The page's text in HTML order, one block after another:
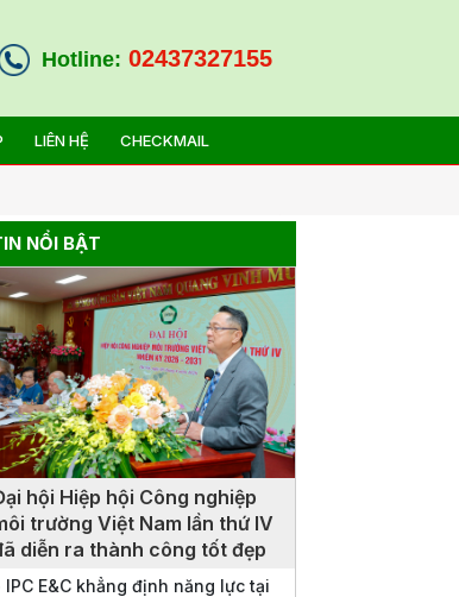
Hotline: 02437327155
LIÊN HỆ CHECKMAIL
NỔI BẬT
hội Hiệp hội Công nghiệp
trường Việt Nam lần thứ IV
diễn ra thành công tốt đẹp
IPC E&C khẳng định năng lực tại